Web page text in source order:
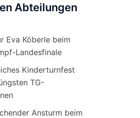
Abteilungen
Eva Köberle beim
Landesfinale
Kinderturnfest
TG-
Ansturm beim